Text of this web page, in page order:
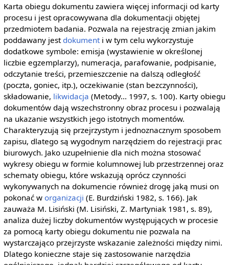
Karta obiegu dokumentu zawiera więcej informacji od karty
procesu i jest opracowywana dla dokumentacji objętej
przedmiotem badania. Pozwala na rejestrację zmian jakim
poddawany jest dokumenti w tym celu wykorzystuje
dodatkowe symbole: emisja (wystawienie w określonej
liczbie egzemplarzy), numeracja, parafowanie, podpisanie,
odczytanie treści, przemieszczenie na dalszą odległość
(poczta, goniec, itp.), oczekiwanie (stan bezczynności),
składowanie, likwidacja (Metody... 1997, s. 100). Karty obiegu
dokumentów dają wszechstronny obraz procesu i pozwalają
na ukazanie wszystkich jego istotnych momentów.
Charakteryzują się przejrzystym i jednoznacznym sposobem
zapisu, dlatego są wygodnym narzędziem do rejestracji prac
biurowych. Jako uzupełnienie dla nich można stosować
wykresy obiegu w formie kolumnowej lub przestrzennej oraz
schematy obiegu, które wskazują oprócz czynności
wykonywanych na dokumencie również drogę jaką musi on
pokonać w organizacji (E. Burdziński 1982, s. 166). Jak
zauważa M. Lisiński (M. Lisiński, Z. Martyniak 1981, s. 89),
analiza dużej liczby dokumentów występujących w procesie
za pomocą karty obiegu dokumentu nie pozwala na
wystarczająco przejrzyste wskazanie zależności między nimi.
Dlatego konieczne staje się zastosowanie narzędzia